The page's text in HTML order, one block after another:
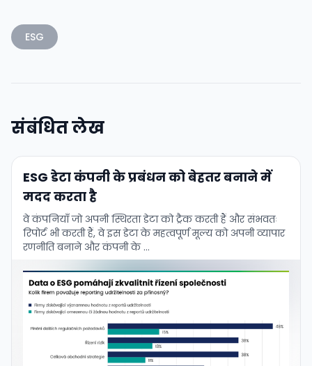
ESG
संबंधित लेख
ESG डेटा कंपनी के प्रबंधन को बेहतर बनाने में
मदद करता है
वे कंपनियाँ जो अपनी स्थिरता डेटा को ट्रैक करती हैं और संभवतः
रिपोर्ट भी करती हैं, वे इस डेटा के महत्वपूर्ण मूल्य को अपनी व्यापार
रणनीति बनाने और कंपनी के …